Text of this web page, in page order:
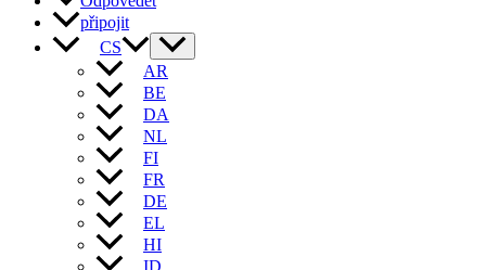
připojit
CS
AR
BE
DA
NL
FI
FR
DE
EL
HI